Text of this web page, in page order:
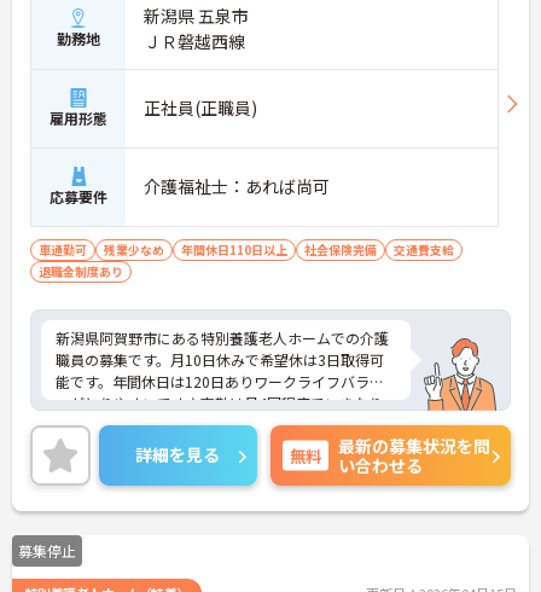
勤務地
新潟県 五泉市
ＪＲ磐越西線
雇用形態 正社員(正職員)
応募要件 介護福祉士：あれば尚可
車通勤可 残業少なめ 年間休日110日以上 社会保険完備
交通費支給
退職金制度あり
新潟県阿賀野市にある特別養護老人ホームでの介護
職員の募集です。月10日休みで希望休は3日取得可
能です。年間休日は120日ありワークライフバラン
スがとりやすいです♪夜勤は月4回程度でいきなり
入るわけではなく業務に十分慣れてからの勤務にな
るため夜勤が初めての方も安心して就業する事が出
来ます。ご興味ある方には面接対策ポイントなど、
さらに詳しい詳細をお話いたしますのでお気軽にご
相談ください。
詳細を見る 無料
最新の募集状況を問
い合わせる
募集停止